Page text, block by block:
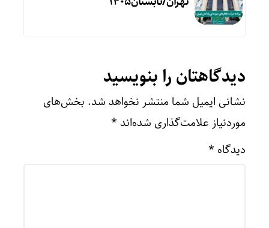
دیدگاهتان را بنویسید
نشانی ایمیل شما منتشر نخواهد شد. بخش‌های
موردنیاز علامت‌گذاری شده‌اند *
دیدگاه *